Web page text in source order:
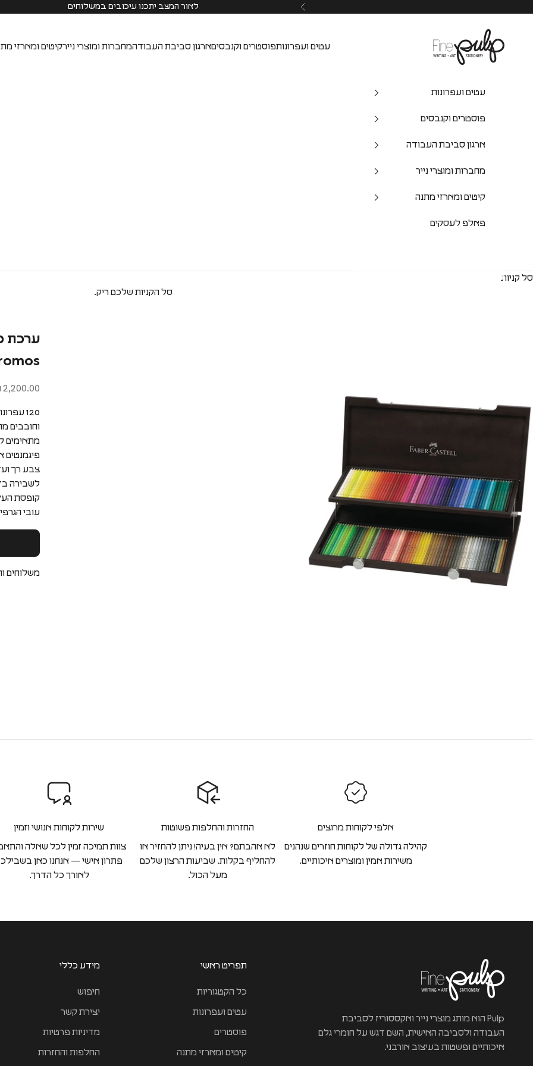
לאור המצב יתכנו עיכובים במשלוחים
Pulp Shop
עטים ועפרונותפוסטרים וקנבסיםארגון סביבת העבודהמחברות ומוצרי ניירקיטים ומארזי
עטים ועפרונות
פוסטרים וקנבסים
ארגון סביבת העבודה
מחברות ומוצרי נייר
קיטים ומארזי מתנה
פאלפ לעסקים
סל קניות
סל הקניות שלכם ריק.
מחיר
2,200.00 ₪
וחובבים
מתאימים
פיגמנטים
צבע רך
לשבירה
קופסת העץ
עובי הגרפיט 3.8
משלוחים
אלפי לקוחות מרוצים
קהילה גדולה של לקוחות חוזרים שנהנים
משירות אמין ומוצרים איכותיים.
החזרות והחלפות פשוטות
לא אהבתם? אין בעיה! ניתן להחזיר או
להחליף בקלות. שביעות הרצון שלכם
מעל הכול.
שירות לקוחות אנושי וזמין
צוות תמיכה זמין לכל שאלה
פתרון אישי — אנחנו כאן
לאורך כל הדרך.
Pulp הוא מותג מוצרי נייר ואקססוריז לסביבת
העבודה ולסביבה האישית, השם דגש על חומרי גלם
איכותיים ופשטות בעיצוב אורבני.
תפריט ראשי
כל הקטגוריות
עטים ועפרונות
פוסטרים
קיטים ומארזי מתנה
מידע כללי
חיפוש
יצירת קשר
מדיניות פרטיות
החלפות והחזרות